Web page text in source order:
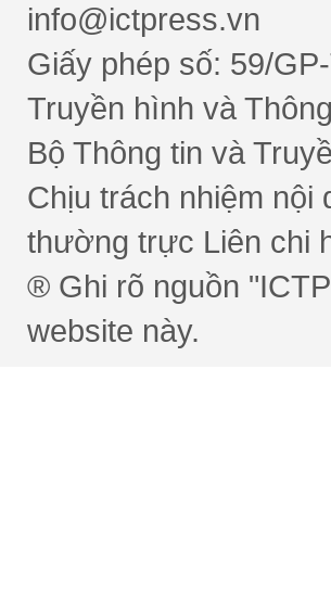
info@ictpress.vn
Giấy phép số: 59/
Truyền hình và
Bộ Thông tin và
Chịu trách nhiệm nội
thường trực Liên chi
® Ghi rõ nguồn
website này.